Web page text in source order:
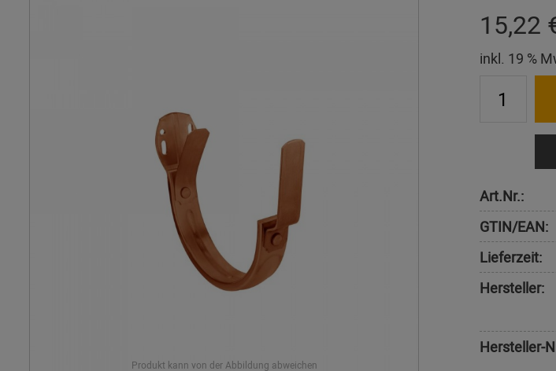
15,22
inkl. 19 %
Art.Nr.:
GTIN/EAN:
Lieferzeit:
Hersteller:
Hersteller-